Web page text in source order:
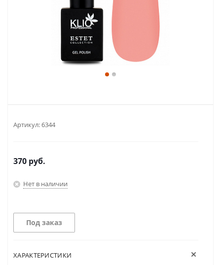
Артикул:6344
370 руб.
Нет в наличии
Под заказ
ХАРАКТЕРИСТИКИ